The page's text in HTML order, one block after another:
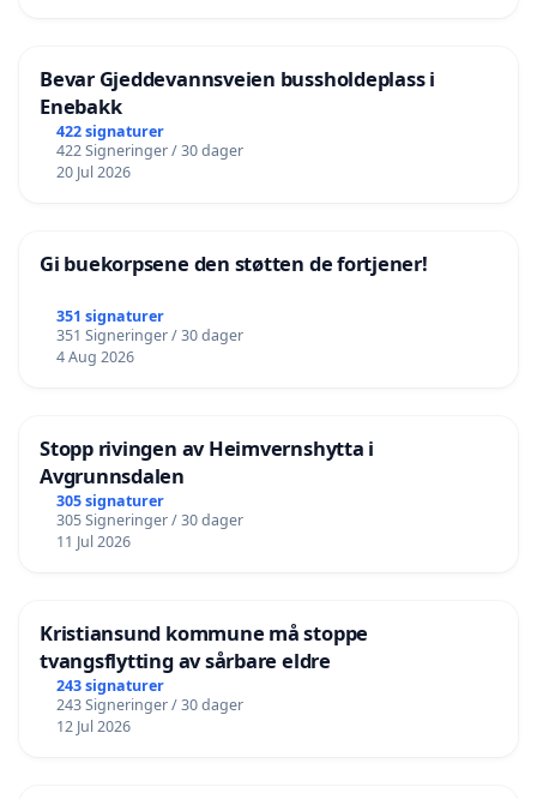
Bevar Gjeddevannsveien bussholdeplass i
Enebakk
422 signaturer
422 Signeringer / 30 dager
20 Jul 2026
Gi buekorpsene den støtten de fortjener!
351 signaturer
351 Signeringer / 30 dager
4 Aug 2026
Stopp rivingen av Heimvernshytta i
Avgrunnsdalen
305 signaturer
305 Signeringer / 30 dager
11 Jul 2026
Kristiansund kommune må stoppe
tvangsflytting av sårbare eldre
243 signaturer
243 Signeringer / 30 dager
12 Jul 2026